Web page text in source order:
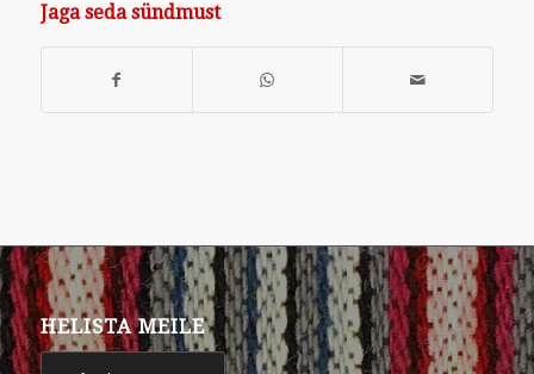
Jaga seda sündmust
HELISTA MEILE